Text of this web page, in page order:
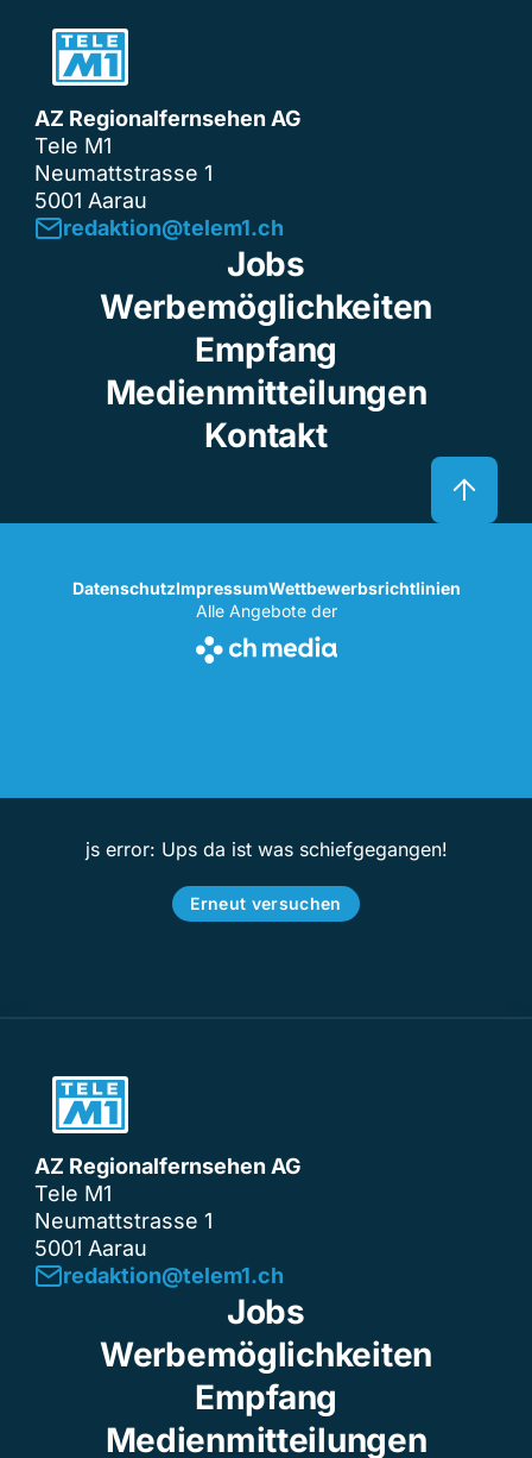
AZ Regionalfernsehen AG
Tele M1
Neumattstrasse 1
5001 Aarau
redaktion@telem1.ch
Jobs
Werbemöglichkeiten
Empfang
Medienmitteilungen
Kontakt
DatenschutzImpressumWettbewerbsrichtlinien
Alle Angebote der
js error: Ups da ist was schiefgegangen!
Erneut versuchen
AZ Regionalfernsehen AG
Tele M1
Neumattstrasse 1
5001 Aarau
redaktion@telem1.ch
Jobs
Werbemöglichkeiten
Empfang
Medienmitteilungen